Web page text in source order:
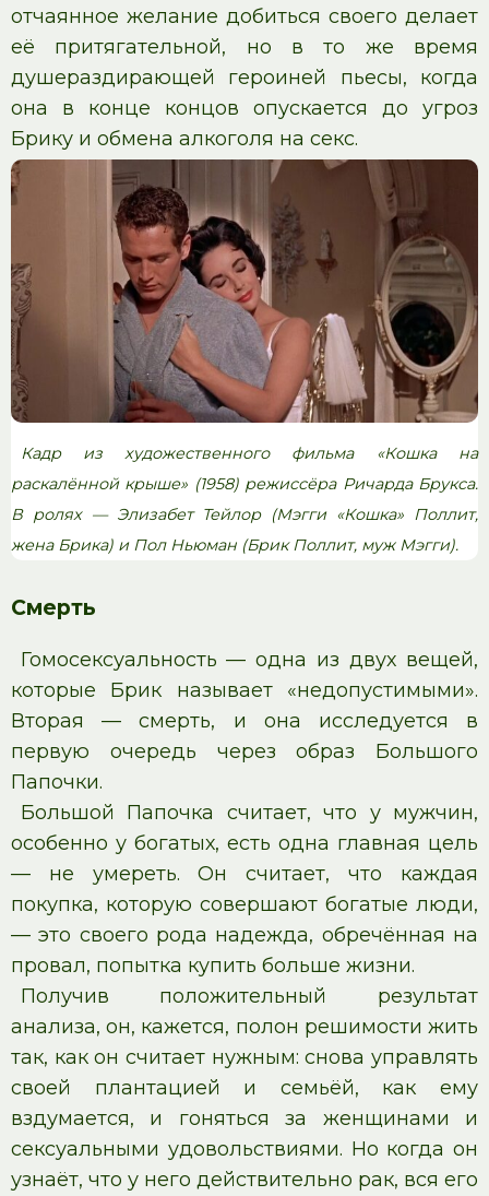
отчаянное желание добиться своего делает
её притягательной, но в то же время
душераздирающей героиней пьесы, когда
она в конце концов опускается до угроз
Брику и обмена алкоголя на секс.
Кадр из художественного фильма «Кошка на
раскалённой крыше» (1958) режиссёра Ричарда Брукса.
В ролях — Элизабет Тейлор (Мэгги «Кошка» Поллит,
жена Брика) и Пол Ньюман (Брик Поллит, муж Мэгги).
Смерть
Гомосексуальность — одна из двух вещей,
которые Брик называет «недопустимыми».
Вторая — смерть, и она исследуется в
первую очередь через образ Большого
Папочки.
Большой Папочка считает, что у мужчин,
особенно у богатых, есть одна главная цель
— не умереть. Он считает, что каждая
покупка, которую совершают богатые люди,
— это своего рода надежда, обречённая на
провал, попытка купить больше жизни.
Получив положительный результат
анализа, он, кажется, полон решимости жить
так, как он считает нужным: снова управлять
своей плантацией и семьёй, как ему
вздумается, и гоняться за женщинами и
сексуальными удовольствиями. Но когда он
узнаёт, что у него действительно рак, вся его